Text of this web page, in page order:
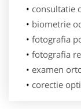
consultatie
biometrie
fotografia
fotografia
examen
corectie